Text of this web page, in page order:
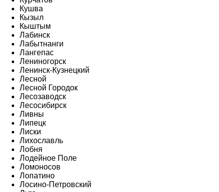
Кушва
Кызыл
Кыштым
Лабинск
Лабытнанги
Лангепас
Лениногорск
Ленинск-Кузнецкий
Лесной
Лесной Городок
Лесозаводск
Лесосибирск
Ливны
Липецк
Лиски
Лихославль
Лобня
Лодейное Поле
Ломоносов
Лопатино
Лосино-Петровский